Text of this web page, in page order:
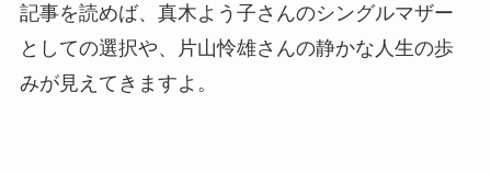
記事を読めば、真木よう子さんのシングルマザー
としての選択や、片山怜雄さんの静かな人生の歩
みが見えてきますよ。